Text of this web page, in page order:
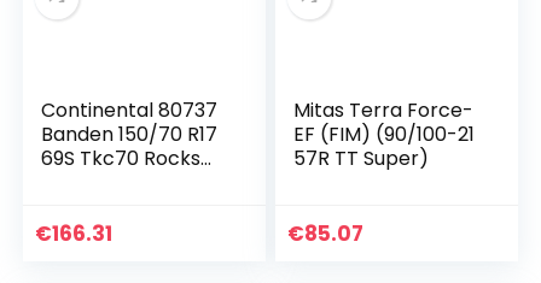
110ccm
Crossmotor…
quantity
Continental 80737
Banden 150/70 R17
69S Tkc70 Rocks
€166.31
Mitas Terra Force-
EF (FIM) (90/100-21
57R TT Super)
€85.07